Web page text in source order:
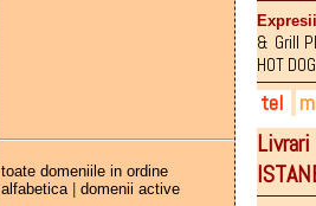
toate domeniile in ordine
alfabetica| domenii active
& Grill
HOT DOG
tel
Livrari